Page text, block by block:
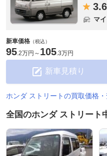
3.6
マ
新車価格 （税込）
95.2万円 ～ 105.3万円
新車見積り
ホンダ ストリートの買取価格
全国のホンダ ストリート